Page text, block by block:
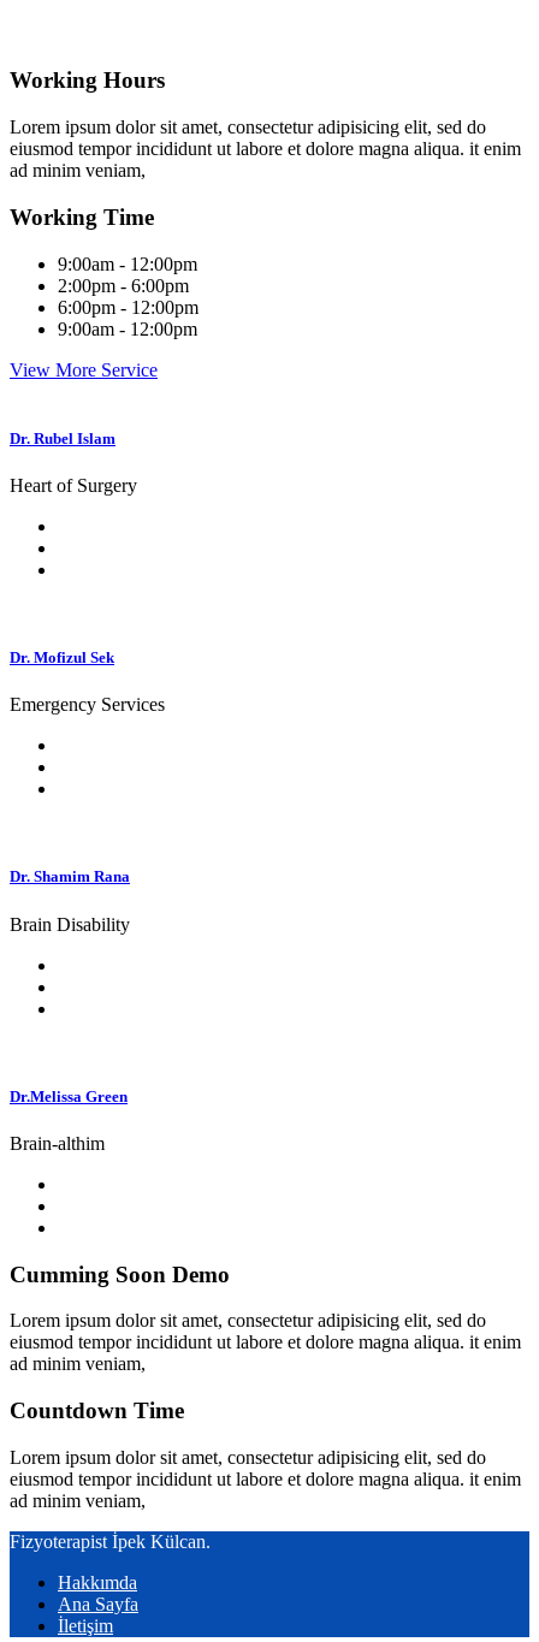
Working Hours
Lorem ipsum dolor sit amet, consectetur adipisicing elit, sed do
eiusmod tempor incididunt ut labore et dolore magna aliqua. it enim
ad minim veniam,
Working Time
9:00am - 12:00pm
2:00pm - 6:00pm
6:00pm - 12:00pm
9:00am - 12:00pm
View More Service
Dr. Rubel Islam
Heart of Surgery
Dr. Mofizul Sek
Emergency Services
Dr. Shamim Rana
Brain Disability
Dr.Melissa Green
Brain-althim
Cumming Soon Demo
Lorem ipsum dolor sit amet, consectetur adipisicing elit, sed do
eiusmod tempor incididunt ut labore et dolore magna aliqua. it enim
ad minim veniam,
Countdown Time
Lorem ipsum dolor sit amet, consectetur adipisicing elit, sed do
eiusmod tempor incididunt ut labore et dolore magna aliqua. it enim
ad minim veniam,
Fizyoterapist İpek Külcan.
Hakkımda
Ana Sayfa
İletişim